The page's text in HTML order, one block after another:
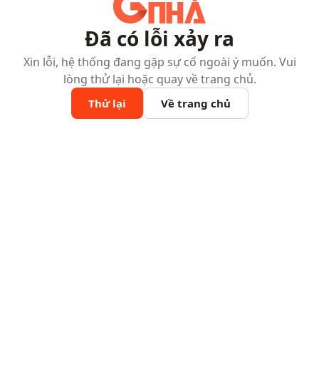
Đã có lỗi xảy ra
Xin lỗi, hệ thống đang gặp sự cố ngoài ý muốn. Vui
lòng thử lại hoặc quay về trang chủ.
Thử lại Về trang chủ